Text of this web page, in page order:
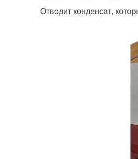
Отводит конденсат,